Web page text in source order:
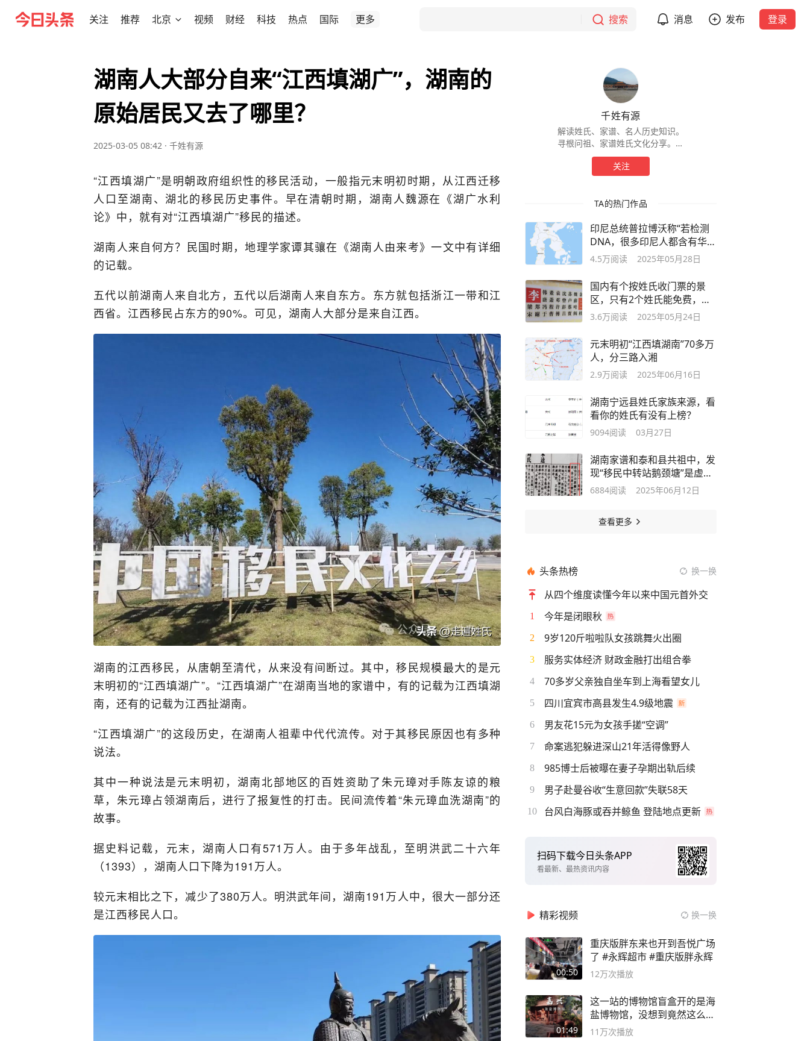
关注 推荐 北京 视频 财经 科技 热点 国际 更多 搜索 消息 发布 登录
湖南人大部分自来“江西填湖广”，湖南的
原始居民又去了哪里？
2025-03-05 08:42 · 千姓有源
“江西填湖广”是明朝政府组织性的移民活动，一般指元末明初时期，从江西迁移
人口至湖南、湖北的移民历史事件。早在清朝时期，湖南人魏源在《湖广水利
论》中，就有对“江西填湖广”移民的描述。
湖南人来自何方？民国时期，地理学家谭其骧在《湖南人由来考》一文中有详细
的记载。
五代以前湖南人来自北方，五代以后湖南人来自东方。东方就包括浙江一带和江
西省。江西移民占东方的90%。可见，湖南人大部分是来自江西。
湖南的江西移民，从唐朝至清代，从来没有间断过。其中，移民规模最大的是元
末明初的“江西填湖广”。“江西填湖广”在湖南当地的家谱中，有的记载为江西填湖
南，还有的记载为江西扯湖南。
“江西填湖广”的这段历史，在湖南人祖辈中代代流传。对于其移民原因也有多种
说法。
其中一种说法是元末明初，湖南北部地区的百姓资助了朱元璋对手陈友谅的粮
草，朱元璋占领湖南后，进行了报复性的打击。民间流传着“朱元璋血洗湖南”的
故事。
据史料记载，元末，湖南人口有571万人。由于多年战乱，至明洪武二十六年
（1393），湖南人口下降为191万人。
较元末相比之下，减少了380万人。明洪武年间，湖南191万人中，很大一部分还
是江西移民人口。
千姓有源
解读姓氏、家谱、名人历史知识。
寻根问祖、家谱姓氏文化分享。找
姓氏来源、百家姓就上千姓有源。
关注
TA的热门作品
印尼总统普拉博沃称“若检测
DNA，很多印尼人都含有华人
血统”
4.5万阅读 2025年05月28日
国内有个按姓氏收门票的景
区，只有2个姓氏能免费，知
道哪里吗？
3.6万阅读 2025年05月24日
元末明初“江西填湖南”70多万
人，分三路入湘
2.9万阅读 2025年06月16日
湖南宁远县姓氏家族来源，看
看你的姓氏有没有上榜？
9094阅读 03月27日
湖南家谱和泰和县共祖中，发
现“移民中转站鹅颈塘”是虚拟
的地名
6884阅读 2025年06月12日
查看更多
头条热榜 换一换
从四个维度读懂今年以来中国元首外交
1 今年是闭眼秋
2 9岁120斤啦啦队女孩跳舞火出圈
3 服务实体经济 财政金融打出组合拳
4 70多岁父亲独自坐车到上海看望女儿
5 四川宜宾市高县发生4.9级地震
6 男友花15元为女孩手搓“空调”
7 命案逃犯躲进深山21年活得像野人
8 985博士后被曝在妻子孕期出轨后续
9 男子赴曼谷收“生意回款”失联58天
10 台风白海豚或吞并鲸鱼 登陆地点更新
扫码下载今日头条APP
看最新、最热资讯内容
精彩视频 换一换
00:50
重庆版胖东来也开到吾悦广场
了 #永辉超市 #重庆版胖永辉
12万次播放
01:49
这一站的博物馆盲盒开的是海
盐博物馆，没想到竟然这么好
逛！
11万次播放